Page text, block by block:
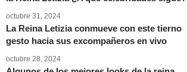
octubre 31, 2024
La Reina Letizia conmueve con este tierno
gesto hacia sus excompañeros en vivo
octubre 28, 2024